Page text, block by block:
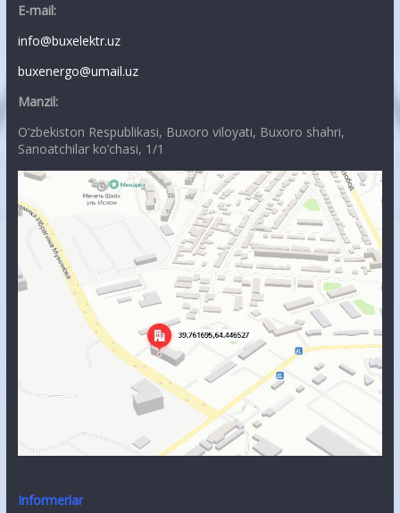
E-mail:
info@buxelektr.uz
buxenergo@umail.uz
Manzil:
O’zbekiston Respublikasi, Buxoro viloyati, Buxoro shahri,
Sanoatchilar ko’chasi, 1/1
Informerlar